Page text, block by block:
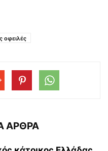
οφειλές
ΑΡΘΡΑ